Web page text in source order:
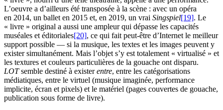
L’oeuvre a d’ailleurs été transposée à la scène : avec un opéra
en 2014, un ballet en 2015 et, en 2019, un vrai Singspiel[19]. Le
« livre » original a aussi une ampleur qui dépasse les capacités
muséales et éditoriales[20], ce qui fait peut-être d’Internet le meilleur
support possible — si la musique, les textes et les images peuvent y
exister simultanément. Mais l’objet s’y est totalement « virtualisé » et
les textures et couleurs particulières de la gouache ont disparu.
LOTsemble destiné à existerentre, entre les catégorisations
médiatiques, entre le virtuel (musique imaginée, performance
implicite, écran et pixels) et le matériel (pages couvertes de gouache,
publication sous forme de livre).